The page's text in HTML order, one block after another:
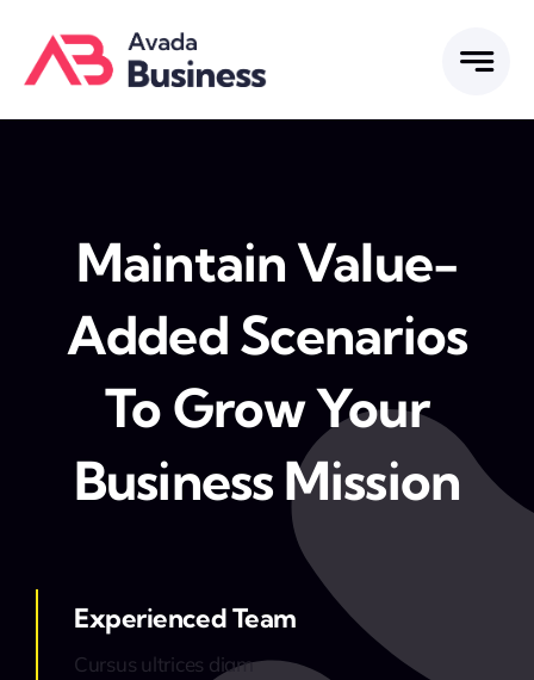
content
Maintain Value-
Added Scenarios
To Grow Your
Business Mission
Experienced Team
Cursus ultrices diam